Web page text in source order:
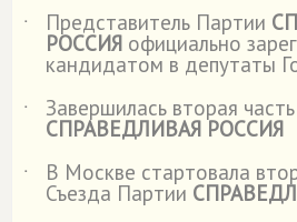
˙
Представитель Партии
РОССИЯ официально
кандидатом в депутаты
˙
Завершилась вторая
СПРАВЕДЛИВАЯ РОССИЯ
˙
В Москве стартовала
Съезда Партии